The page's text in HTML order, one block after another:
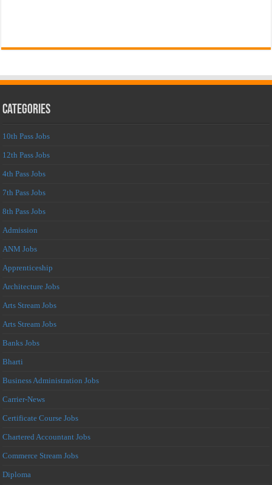
Categories
10th Pass Jobs
12th Pass Jobs
4th Pass Jobs
7th Pass Jobs
8th Pass Jobs
Admission
ANM Jobs
Apprenticeship
Architecture Jobs
Arts Stream Jobs
Arts Stream Jobs
Banks Jobs
Bharti
Business Administration Jobs
Carrier-News
Certificate Course Jobs
Chartered Accountant Jobs
Commerce Stream Jobs
Diploma